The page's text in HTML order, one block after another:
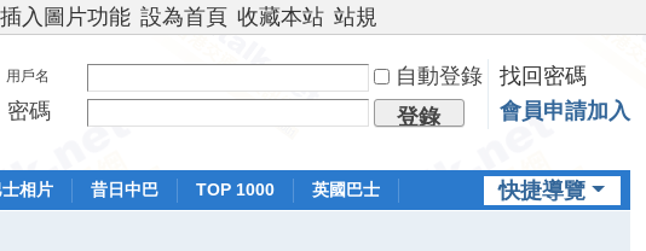
入圖片功能 設為首頁 收藏本站 站規
用戶名 自動登錄
找回密碼
密碼
登錄 會員申請加入
快捷導覽
相片 昔日中巴 TOP 1000
英國巴士